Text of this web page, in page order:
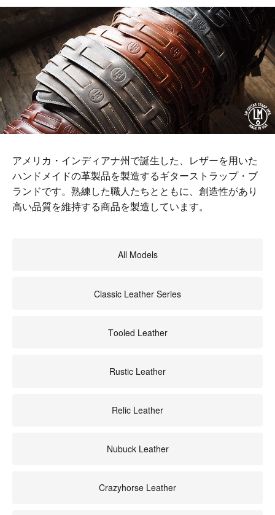
アメリカ・インディアナ州で誕生した、レザーを用いた
ハンドメイドの革製品を製造するギターストラップ・ブ
ランドです。熟練した職人たちとともに、創造性があり
高い品質を維持する商品を製造しています。
All Models
Classic Leather Series
Tooled Leather
Rustic Leather
Relic Leather
Nubuck Leather
Crazyhorse Leather